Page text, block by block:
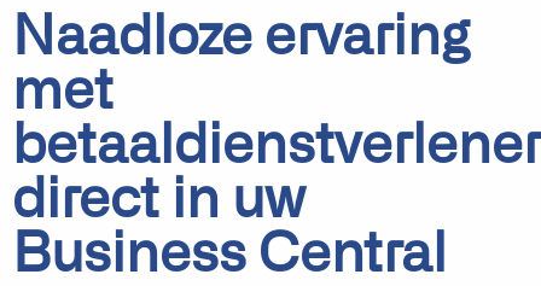
Naadloze ervaring
met
direct in uw
Business Central